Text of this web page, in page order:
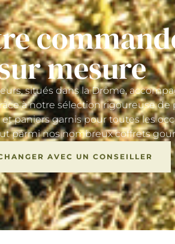
mesure
situés dans la Drôme,
à notre sélection rigoureuse
paniers garnis pour toutes les
parmi nos nombreux coffrets
AVEC UN CONSEILLER